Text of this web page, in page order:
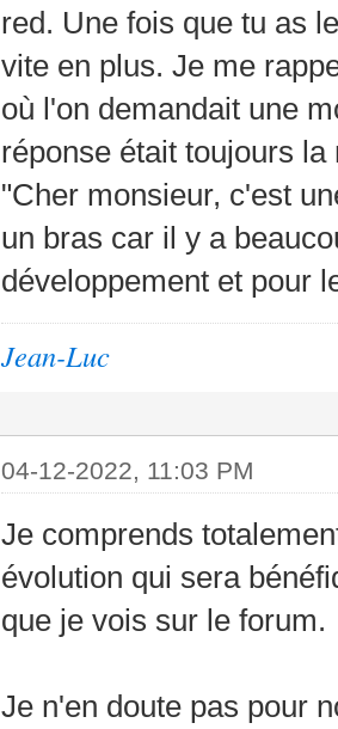
red. Une fois que tu as
vite en plus. Je me
où l'on demandait une
réponse était toujours la
"Cher monsieur, c'est
un bras car il y a
développement et pour
Jean-Luc
04-12-2022, 11:03 PM
Je comprends
évolution qui sera
que je vois sur le forum.
Je n'en doute pas pour